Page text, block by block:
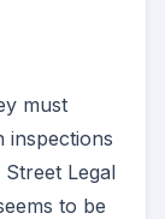
must
inspections
Legal
to be